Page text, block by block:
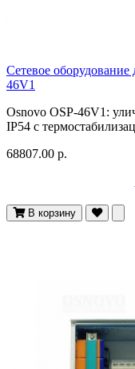
Сетевое
46V1
Osnovo OSP-46V1:
IP54 с
68807.00 р.
В корзину